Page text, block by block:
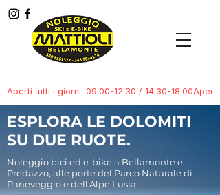
ESPLORA LE DOLOMITI
SU DUE RUOTE.
Noleggio bici ed e-bike a Bellamonte e
Predazzo, alle porte del Parco Naturale di
Paneveggio e dell'Alpe Lusia.